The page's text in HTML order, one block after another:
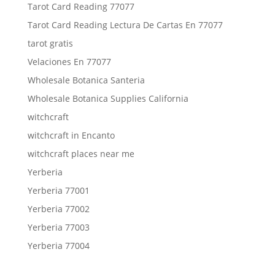
Tarot Card Reading 77077
Tarot Card Reading Lectura De Cartas En 77077
tarot gratis
Velaciones En 77077
Wholesale Botanica Santeria
Wholesale Botanica Supplies California
witchcraft
witchcraft in Encanto
witchcraft places near me
Yerberia
Yerberia 77001
Yerberia 77002
Yerberia 77003
Yerberia 77004